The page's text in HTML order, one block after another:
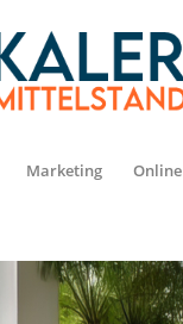
Marketing Online